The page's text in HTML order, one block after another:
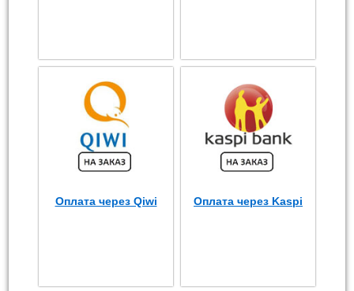
Оплата через Qiwi Оплата через Kaspi